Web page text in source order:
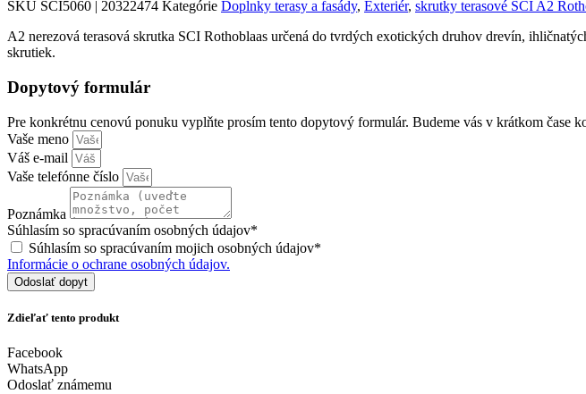
SKU SCI5060 | 20322474 Kategórie Doplnky terasy a fasády, Exteriér, skrutky terasové SCI A2
A2 nerezová terasová skrutka SCI Rothoblaas určená do tvrdých exotických druhov drevín,
skrutiek.
Dopytový formulár
Pre konkrétnu cenovú ponuku vyplňte prosím tento dopytový formulár. Budeme vás v krátkom čase
Vaše meno
Váš e-mail
Vaše telefónne číslo
Poznámka
Súhlasím so spracúvaním osobných údajov*
Súhlasím so spracúvaním mojich osobných údajov*
Informácie o ochrane osobných údajov.
Odoslať dopyt
Zdieľať tento produkt
Facebook
WhatsApp
Odoslať známemu